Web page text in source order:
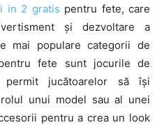
in 2 gratis pentru fete, care
și dezvoltare a
mai populare categorii de
fete sunt jocurile de
jucătoarelor să își
unui model sau al unei
pentru a crea un look